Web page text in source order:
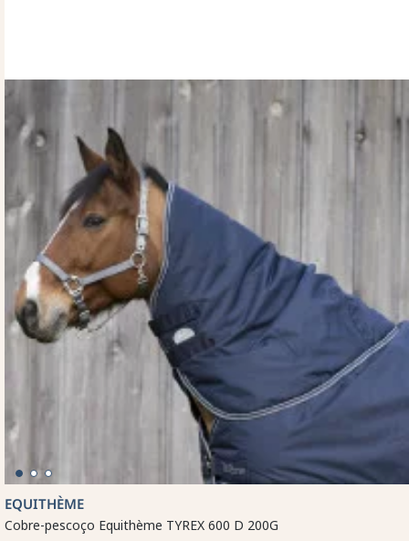
EQUITHÈME
Cobre-pescoço Equithème TYREX 600 D 200G